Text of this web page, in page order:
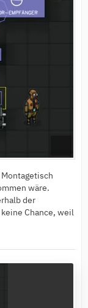
wäre.
der
Chance, weil